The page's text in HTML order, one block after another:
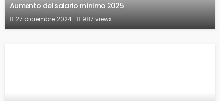
Aumento del salario mínimo 2025
27 diciembre, 2024 987 views